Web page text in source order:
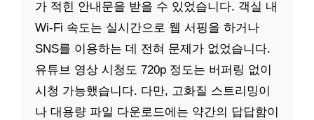
가 적힌 안내문을 받을 수 있었습니다. 객실 내
Wi-Fi 속도는 실시간으로 웹 서핑을 하거나
SNS를 이용하는 데 전혀 문제가 없었습니다.
유튜브 영상 시청도 720p 정도는 버퍼링 없이
시청 가능했습니다. 다만, 고화질 스트리밍이
나 대용량 파일 다운로드에는 약간의 답답함이